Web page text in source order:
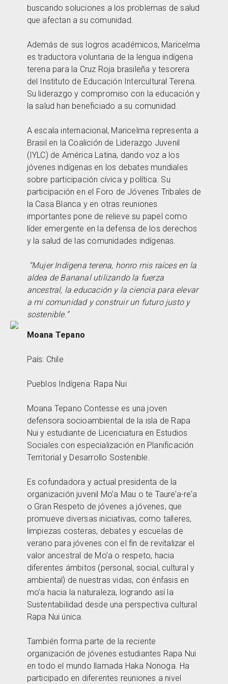
buscando soluciones a los problemas de salud
que afectan a su comunidad.
Además de sus logros académicos, Maricelma
es traductora voluntaria de la lengua indígena
terena para la Cruz Roja brasileña y tesorera
del Instituto de Educación Intercultural Terena.
Su liderazgo y compromiso con la educación y
la salud han beneficiado a su comunidad.
A escala internacional, Maricelma representa a
Brasil en la Coalición de Liderazgo Juvenil
(IYLC) de América Latina, dando voz a los
jóvenes indígenas en los debates mundiales
sobre participación cívica y política. Su
participación en el Foro de Jóvenes Tribales de
la Casa Blanca y en otras reuniones
importantes pone de relieve su papel como
líder emergente en la defensa de los derechos
y la salud de las comunidades indígenas.
“Mujer Indígena terena, honro mis raíces en la
aldea de Bananal utilizando la fuerza
ancestral, la educación y la ciencia para elevar
a mi comunidad y construir un futuro justo y
sostenible.”
Moana Tepano
País: Chile
Pueblos Indígena: Rapa Nui
Moana Tepano Contesse es una joven
defensora socioambiental de la isla de Rapa
Nui y estudiante de Licenciatura en Estudios
Sociales con especialización en Planificación
Territorial y Desarrollo Sostenible.
Es cofundadora y actual presidenta de la
organización juvenil Mo’a Mau o te Taure’a-re’a
o Gran Respeto de jóvenes a jóvenes, que
promueve diversas iniciativas, como talleres,
limpiezas costeras, debates y escuelas de
verano para jóvenes con el fin de revitalizar el
valor ancestral de Mo’a o respeto, hacia
diferentes ámbitos (personal, social, cultural y
ambiental) de nuestras vidas, con énfasis en
mo’a hacia la naturaleza, logrando así la
Sustentabilidad desde una perspectiva cultural
Rapa Nui única.
También forma parte de la reciente
organización de jóvenes estudiantes Rapa Nui
en todo el mundo llamada Haka Nonoga. Ha
participado en diferentes reuniones a nivel